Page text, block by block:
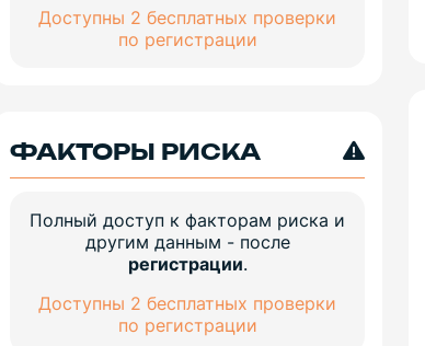
Доступны 2 бесплатных проверки
по регистрации
ФАКТОРЫ РИСКА
Полный доступ к факторам риска и
другим данным - после
регистрации.
Доступны 2 бесплатных проверки
по регистрации